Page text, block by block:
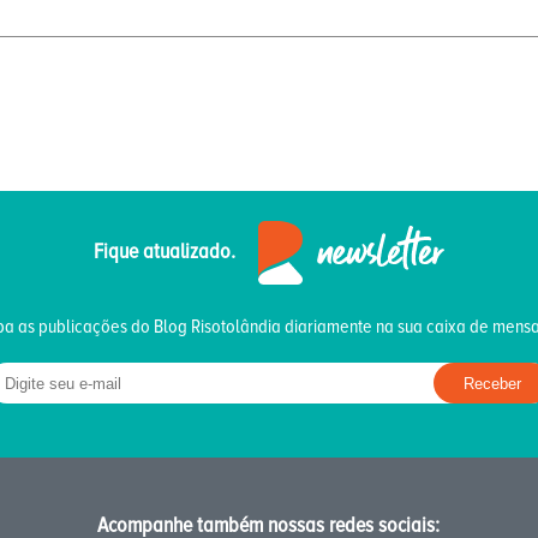
Fique atualizado.
as publicações do Blog Risotolândia diariamente na sua caixa de
Acompanhe também nossas redes sociais: